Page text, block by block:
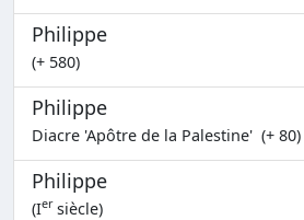
Philippe
(+ 580)
Philippe
Diacre 'Apôtre de la Palestine' (+ 80)
Philippe
(Iersiècle)